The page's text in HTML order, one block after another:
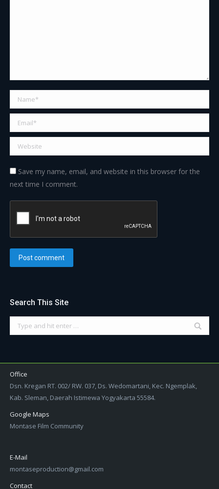
Name *
Email *
Website
Save my name, email, and website in this browser for the
next time I comment.
Post comment
Search This Site
Search:
Office
Dsn. Kregan RT. 002/ RW. 037, Ds. Wedomartani, Kec. Ngemplak,
Kab. Sleman, Daerah Istimewa Yogyakarta 55584.
Google Maps
Montase Film Community
E-Mail
montaseproduction@gmail.com
Contact